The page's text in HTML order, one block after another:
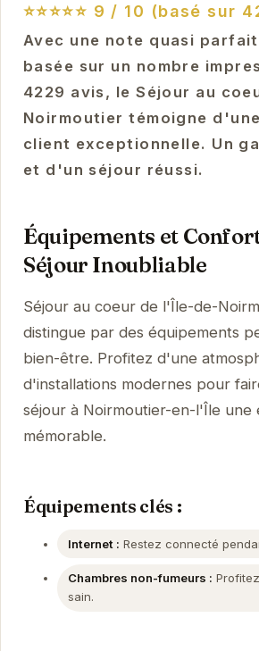
⭐⭐⭐⭐⭐ 9 / 10 (basé sur
Avec une note quasi
basée sur un nombre
4229 avis, le Séjour au
Noirmoutier témoigne
client exceptionnelle. Un
et d'un séjour réussi.
Équipements et
Séjour Inoubliable
Séjour au coeur de l'Île-de-
distingue par des équipements
bien-être. Profitez d'une
d'installations modernes pour
séjour à Noirmoutier-en-l'Île une
mémorable.
Équipements clés :
Internet : Restez connecté
Chambres non-fumeurs :
sain.